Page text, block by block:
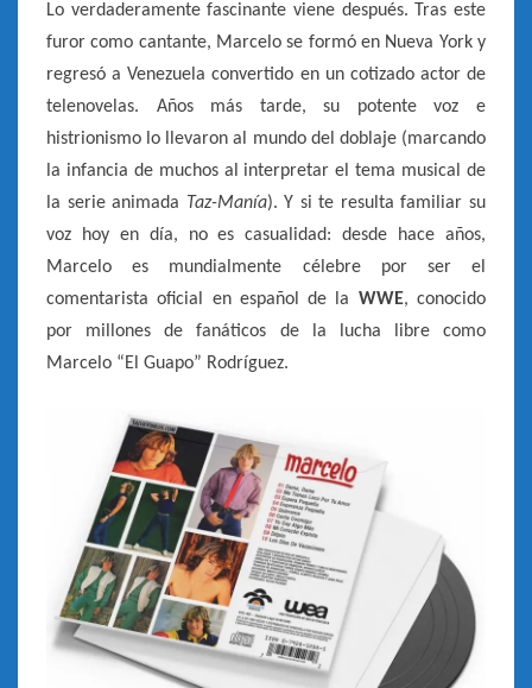
Lo verdaderamente fascinante viene después. Tras este
furor como cantante, Marcelo se formó en Nueva York y
regresó a Venezuela convertido en un cotizado actor de
telenovelas. Años más tarde, su potente voz e
histrionismo lo llevaron al mundo del doblaje (marcando
la infancia de muchos al interpretar el tema musical de
la serie animada Taz-Manía). Y si te resulta familiar su
voz hoy en día, no es casualidad: desde hace años,
Marcelo es mundialmente célebre por ser el
comentarista oficial en español de la WWE, conocido
por millones de fanáticos de la lucha libre como
Marcelo “El Guapo” Rodríguez.